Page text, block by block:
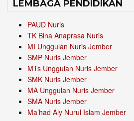
LEMBAGA PENDIDIKAN
PAUD Nuris
TK Bina Anaprasa Nuris
MI Unggulan Nuris Jember
SMP Nuris Jember
MTs Unggulan Nuris Jember
SMK Nuris Jember
MA Unggulan Nuris Jember
SMA Nuris Jember
Ma’had Aly Nurul Islam Jember